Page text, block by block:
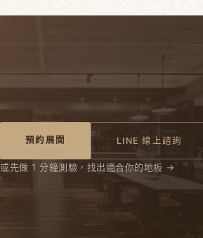
預約展間 LINE 線上諮詢
或先做 1 分鐘測驗，找出適合你的地板 →